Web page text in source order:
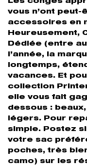
vous n’ont
accessoires en
Heureusement,
Dédiée (entre
l’année, la
longtemps,
vacances. Et
collection
elle vous fait
dessous :
légers. Pour
simple. Postez
votre sac
poches, très
camo) sur les